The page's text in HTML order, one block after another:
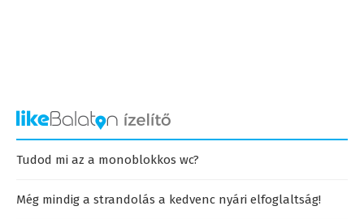
Tudod mi az a monoblokkos wc?
Még mindig a strandolás a kedvenc nyári elfoglaltság!